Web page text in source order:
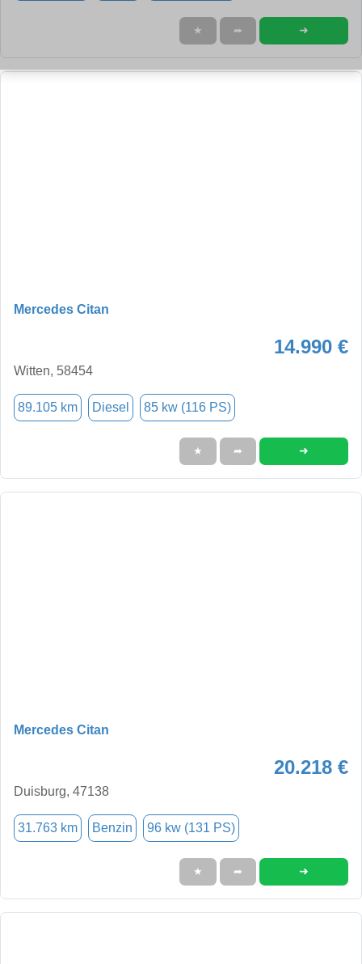
★ ➦ ➜
Mercedes Citan
14.990 €
Witten, 58454
89.105 km Diesel 85 kw (116 PS)
★ ➦ ➜
Mercedes Citan
20.218 €
Duisburg, 47138
31.763 km Benzin 96 kw (131 PS)
★ ➦ ➜